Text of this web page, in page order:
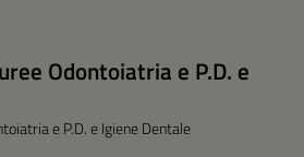
Odontoiatria e P.D. e
e P.D. e Igiene Dentale